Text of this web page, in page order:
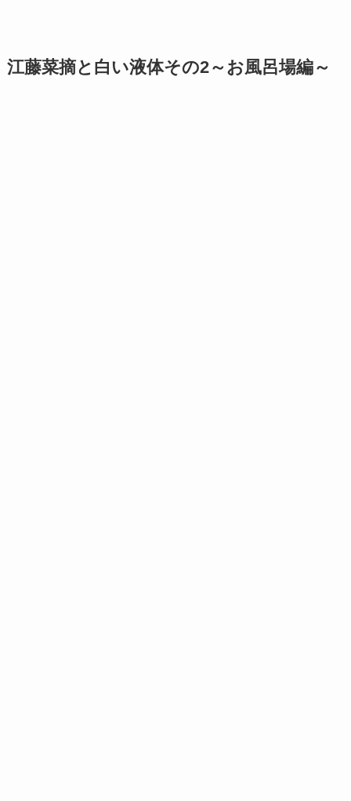
江藤菜摘と白い液体その2～お風呂場編～